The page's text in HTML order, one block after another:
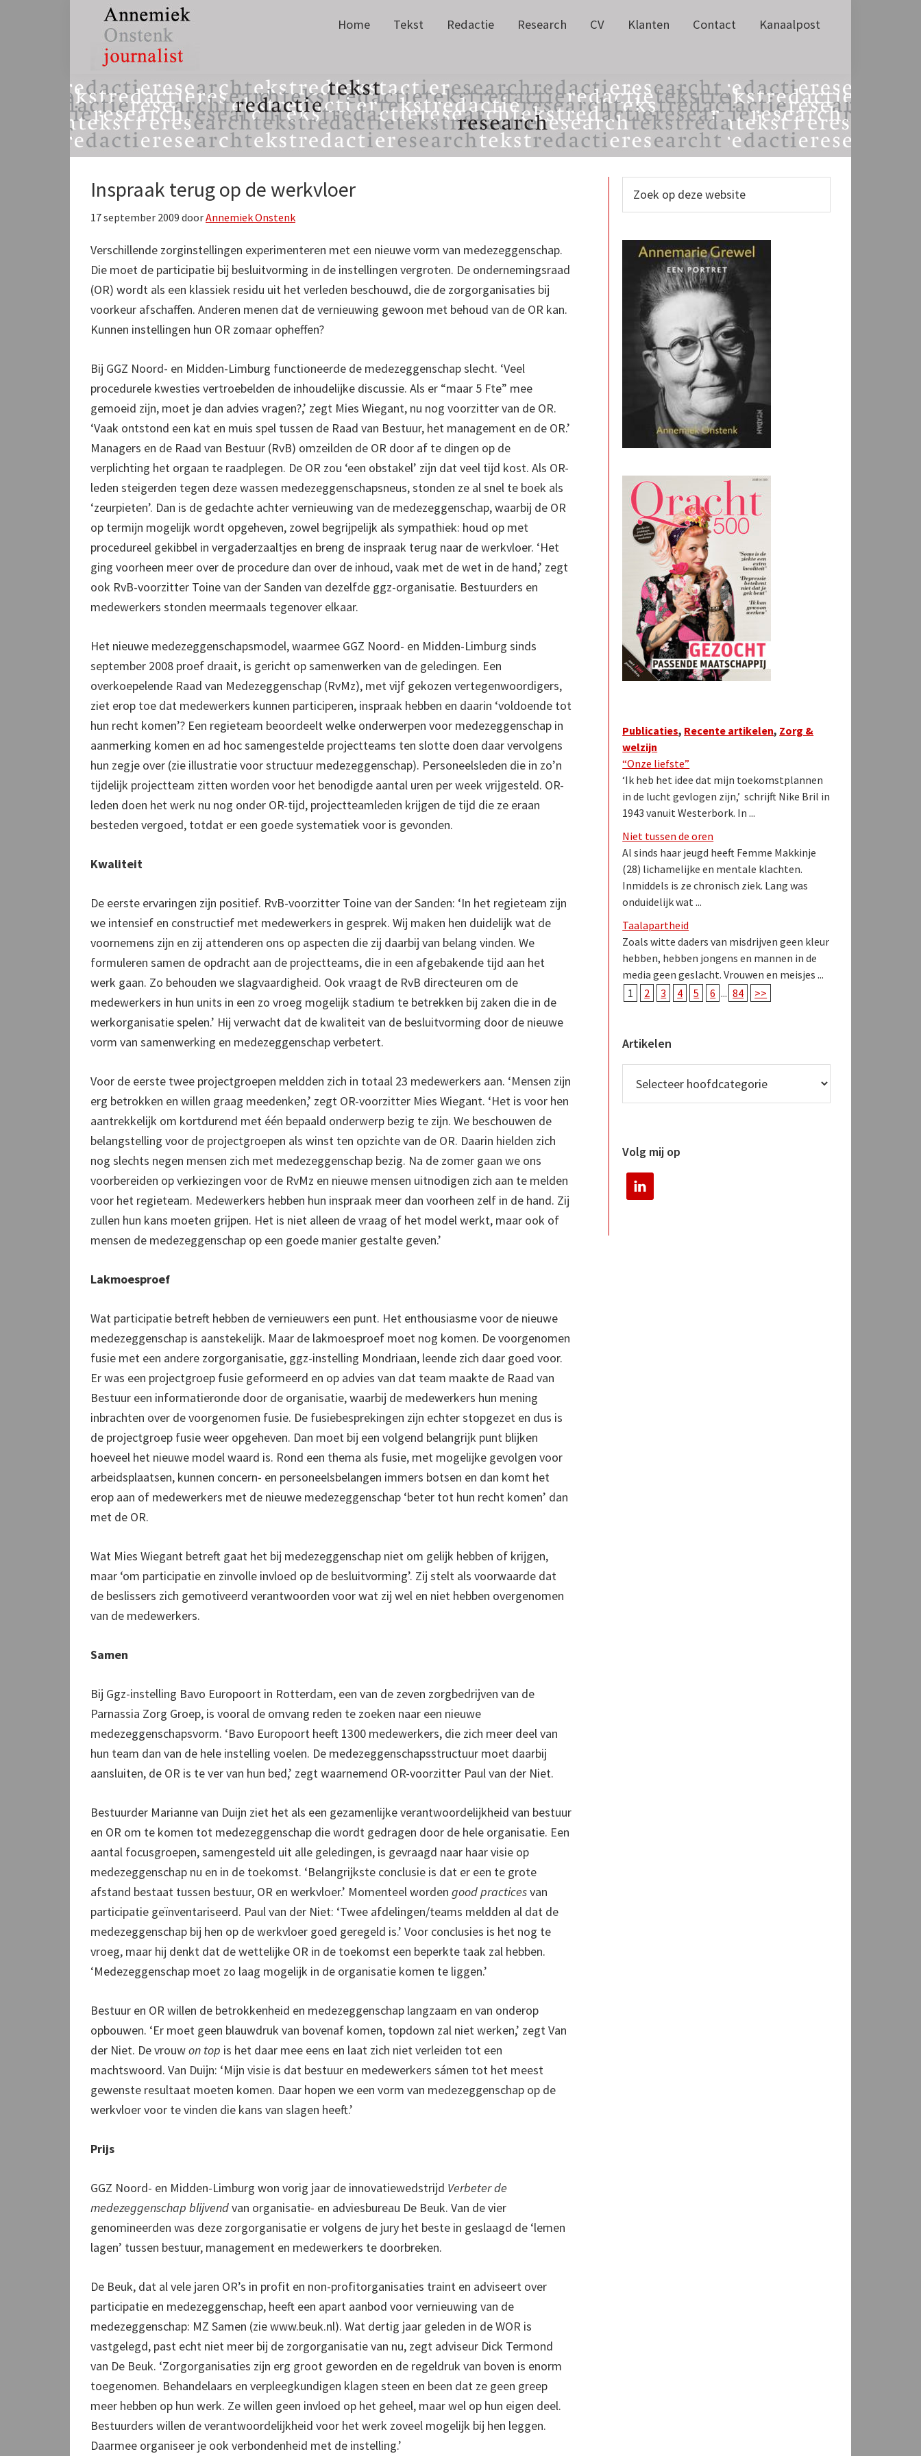
Annemiek
Onstenk
Journalist
tekst,
redactie
&
research
Home Tekst Redactie Research CV Klanten Contact Kanaalpost
Inspraak terug op de werkvloer
17 september 2009 doorAnnemiek Onstenk
Verschillende zorginstellingen experimenteren met een nieuwe vorm van medezeggenschap.
Die moet de participatie bij besluitvorming in de instellingen vergroten. De ondernemingsraad
(OR) wordt als een klassiek residu uit het verleden beschouwd, die de zorgorganisaties bij
voorkeur afschaffen. Anderen menen dat de vernieuwing gewoon met behoud van de OR kan.
Kunnen instellingen hun OR zomaar opheffen?
Bij GGZ Noord- en Midden-Limburg functioneerde de medezeggenschap slecht. ‘Veel
procedurele kwesties vertroebelden de inhoudelijke discussie. Als er “maar 5 Fte” mee
gemoeid zijn, moet je dan advies vragen?,’ zegt Mies Wiegant, nu nog voorzitter van de OR.
‘Vaak ontstond een kat en muis spel tussen de Raad van Bestuur, het management en de OR.’
Managers en de Raad van Bestuur (RvB) omzeilden de OR door af te dingen op de
verplichting het orgaan te raadplegen. De OR zou ‘een obstakel’ zijn dat veel tijd kost. Als OR-
leden steigerden tegen deze wassen medezeggenschapsneus, stonden ze al snel te boek als
‘zeurpieten’. Dan is de gedachte achter vernieuwing van de medezeggenschap, waarbij de OR
op termijn mogelijk wordt opgeheven, zowel begrijpelijk als sympathiek: houd op met
procedureel gekibbel in vergaderzaaltjes en breng de inspraak terug naar de werkvloer. ‘Het
ging voorheen meer over de procedure dan over de inhoud, vaak met de wet in de hand,’ zegt
ook RvB-voorzitter Toine van der Sanden van dezelfde ggz-organisatie. Bestuurders en
medewerkers stonden meermaals tegenover elkaar.
Het nieuwe medezeggenschapsmodel, waarmee GGZ Noord- en Midden-Limburg sinds
september 2008 proef draait, is gericht op samenwerken van de geledingen. Een
overkoepelende Raad van Medezeggenschap (RvMz), met vijf gekozen vertegenwoordigers,
ziet erop toe dat medewerkers kunnen participeren, inspraak hebben en daarin ‘voldoende tot
hun recht komen’? Een regieteam beoordeelt welke onderwerpen voor medezeggenschap in
aanmerking komen en ad hoc samengestelde projectteams ten slotte doen daar vervolgens
hun zegje over (zie illustratie voor structuur medezeggenschap). Personeelsleden die in zo’n
tijdelijk projectteam zitten worden voor het benodigde aantal uren per week vrijgesteld. OR-
leden doen het werk nu nog onder OR-tijd, projectteamleden krijgen de tijd die ze eraan
besteden vergoed, totdat er een goede systematiek voor is gevonden.
Kwaliteit
De eerste ervaringen zijn positief. RvB-voorzitter Toine van der Sanden: ‘In het regieteam zijn
we intensief en constructief met medewerkers in gesprek. Wij maken hen duidelijk wat de
voornemens zijn en zij attenderen ons op aspecten die zij daarbij van belang vinden. We
formuleren samen de opdracht aan de projectteams, die in een afgebakende tijd aan het
werk gaan. Zo behouden we slagvaardigheid. Ook vraagt de RvB directeuren om de
medewerkers in hun units in een zo vroeg mogelijk stadium te betrekken bij zaken die in de
werkorganisatie spelen.’ Hij verwacht dat de kwaliteit van de besluitvorming door de nieuwe
vorm van samenwerking en medezeggenschap verbetert.
Voor de eerste twee projectgroepen meldden zich in totaal 23 medewerkers aan. ‘Mensen zijn
erg betrokken en willen graag meedenken,’ zegt OR-voorzitter Mies Wiegant. ‘Het is voor hen
aantrekkelijk om kortdurend met één bepaald onderwerp bezig te zijn. We beschouwen de
belangstelling voor de projectgroepen als winst ten opzichte van de OR. Daarin hielden zich
nog slechts negen mensen zich met medezeggenschap bezig. Na de zomer gaan we ons
voorbereiden op verkiezingen voor de RvMz en nieuwe mensen uitnodigen zich aan te melden
voor het regieteam. Medewerkers hebben hun inspraak meer dan voorheen zelf in de hand. Zij
zullen hun kans moeten grijpen. Het is niet alleen de vraag of het model werkt, maar ook of
mensen de medezeggenschap op een goede manier gestalte geven.’
Lakmoesproef
Wat participatie betreft hebben de vernieuwers een punt. Het enthousiasme voor de nieuwe
medezeggenschap is aanstekelijk. Maar de lakmoesproef moet nog komen. De voorgenomen
fusie met een andere zorgorganisatie, ggz-instelling Mondriaan, leende zich daar goed voor.
Er was een projectgroep fusie geformeerd en op advies van dat team maakte de Raad van
Bestuur een informatieronde door de organisatie, waarbij de medewerkers hun mening
inbrachten over de voorgenomen fusie. De fusiebesprekingen zijn echter stopgezet en dus is
de projectgroep fusie weer opgeheven. Dan moet bij een volgend belangrijk punt blijken
hoeveel het nieuwe model waard is. Rond een thema als fusie, met mogelijke gevolgen voor
arbeidsplaatsen, kunnen concern- en personeelsbelangen immers botsen en dan komt het
erop aan of medewerkers met de nieuwe medezeggenschap ‘beter tot hun recht komen’ dan
met de OR.
Wat Mies Wiegant betreft gaat het bij medezeggenschap niet om gelijk hebben of krijgen,
maar ‘om participatie en zinvolle invloed op de besluitvorming’. Zij stelt als voorwaarde dat
de beslissers zich gemotiveerd verantwoorden voor wat zij wel en niet hebben overgenomen
van de medewerkers.
Samen
Bij Ggz-instelling Bavo Europoort in Rotterdam, een van de zeven zorgbedrijven van de
Parnassia Zorg Groep, is vooral de omvang reden te zoeken naar een nieuwe
medezeggenschapsvorm. ‘Bavo Europoort heeft 1300 medewerkers, die zich meer deel van
hun team dan van de hele instelling voelen. De medezeggenschapsstructuur moet daarbij
aansluiten, de OR is te ver van hun bed,’ zegt waarnemend OR-voorzitter Paul van der Niet.
Bestuurder Marianne van Duijn ziet het als een gezamenlijke verantwoordelijkheid van bestuur
en OR om te komen tot medezeggenschap die wordt gedragen door de hele organisatie. Een
aantal focusgroepen, samengesteld uit alle geledingen, is gevraagd naar haar visie op
medezeggenschap nu en in de toekomst. ‘Belangrijkste conclusie is dat er een te grote
afstand bestaat tussen bestuur, OR en werkvloer.’ Momenteel worden good practicesvan
participatie geïnventariseerd. Paul van der Niet: ‘Twee afdelingen/teams meldden al dat de
medezeggenschap bij hen op de werkvloer goed geregeld is.’ Voor conclusies is het nog te
vroeg, maar hij denkt dat de wettelijke OR in de toekomst een beperkte taak zal hebben.
‘Medezeggenschap moet zo laag mogelijk in de organisatie komen te liggen.’
Bestuur en OR willen de betrokkenheid en medezeggenschap langzaam en van onderop
opbouwen. ‘Er moet geen blauwdruk van bovenaf komen, topdown zal niet werken,’ zegt Van
der Niet. De vrouwon top is het daar mee eens en laat zich niet verleiden tot een
machtswoord. Van Duijn: ‘Mijn visie is dat bestuur en medewerkers sámen tot het meest
gewenste resultaat moeten komen. Daar hopen we een vorm van medezeggenschap op de
werkvloer voor te vinden die kans van slagen heeft.’
Prijs
GGZ Noord- en Midden-Limburg won vorig jaar de innovatiewedstrijd Verbeter de
medezeggenschap blijvendvan organisatie- en adviesbureau De Beuk. Van de vier
genomineerden was deze zorgorganisatie er volgens de jury het beste in geslaagd de ‘lemen
lagen’ tussen bestuur, management en medewerkers te doorbreken.
De Beuk, dat al vele jaren OR’s in profit en non-profitorganisaties traint en adviseert over
participatie en medezeggenschap, heeft een apart aanbod voor vernieuwing van de
medezeggenschap: MZ Samen (zie www.beuk.nl). Wat dertig jaar geleden in de WOR is
vastgelegd, past echt niet meer bij de zorgorganisatie van nu, zegt adviseur Dick Termond
van De Beuk. ‘Zorgorganisaties zijn erg groot geworden en de regeldruk van boven is enorm
toegenomen. Behandelaars en verpleegkundigen klagen steen en been dat ze geen greep
meer hebben op hun werk. Ze willen geen invloed op het geheel, maar wel op hun eigen deel.
Bestuurders willen de verantwoordelijkheid voor het werk zoveel mogelijk bij hen leggen.
Daarmee organiseer je ook verbondenheid met de instelling.’
Primaire
Sidebar
op
Publicaties, Recente artikelen, Zorg &
welzijn
“Onze liefste”
‘Ik heb het idee dat mijn toekomstplannen
in de lucht gevlogen zijn,’ schrijft Nike Bril in
1943 vanuit Westerbork. In ...
Niet tussen de oren
Al sinds haar jeugd heeft Femme Makkinje
(28) lichamelijke en mentale klachten.
Inmiddels is ze chronisch ziek. Lang was
onduidelijk wat ...
Taalapartheid
Zoals witte daders van misdrijven geen kleur
hebben, hebben jongens en mannen in de
media geen geslacht. Vrouwen en meisjes ...
1
2 3 4 5 6 ... 84 >>
Artikelen
Volg mij op